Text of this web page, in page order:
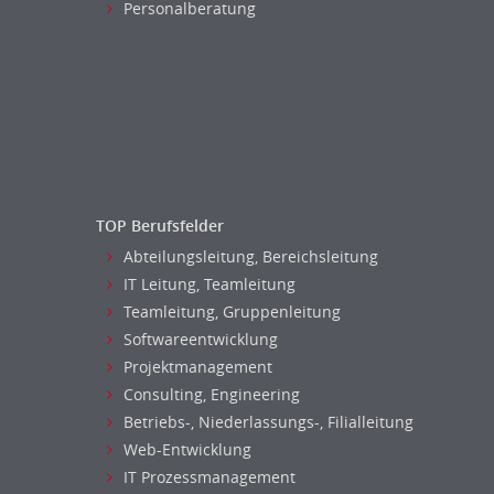
Notar-, Justizfachangestellter,
Anwaltsfachgehilfe
Notariat
Richter, Justizbeamte
Analyst
Anlageberatung, Vermögensberatung
Asset-/Fonds-Management
Versicherungen Compliance, Sicherheit
Versicherungen
Personalberatung
TOP Berufsfelder
Abteilungsleitung, Bereichsleitung
IT Leitung, Teamleitung
Teamleitung, Gruppenleitung
Softwareentwicklung
Projektmanagement
Consulting, Engineering
Betriebs-, Niederlassungs-, Filialleitung
Web-Entwicklung
IT Prozessmanagement